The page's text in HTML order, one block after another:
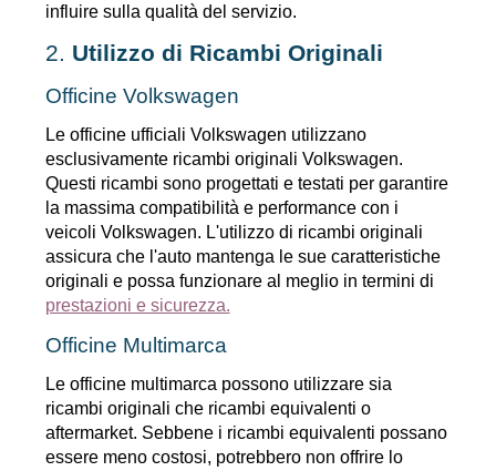
influire sulla qualità del servizio.
2. Utilizzo di Ricambi Originali
Officine Volkswagen
Le officine ufficiali Volkswagen utilizzano
esclusivamente ricambi originali Volkswagen.
Questi ricambi sono progettati e testati per garantire
la massima compatibilità e performance con i
veicoli Volkswagen. L'utilizzo di ricambi originali
assicura che l'auto mantenga le sue caratteristiche
prestazioni e sicurezza.
Officine Multimarca
Le officine multimarca possono utilizzare sia
ricambi originali che ricambi equivalenti o
aftermarket. Sebbene i ricambi equivalenti possano
essere meno costosi, potrebbero non offrire lo